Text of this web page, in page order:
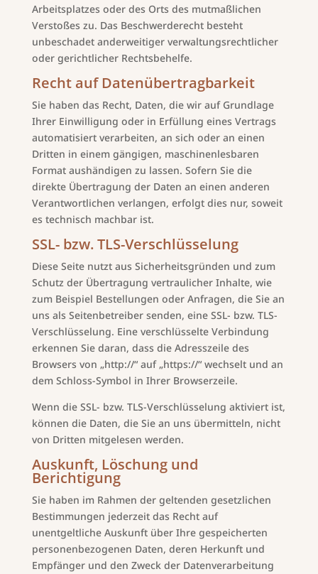
Arbeitsplatzes oder des Orts des mutmaßlichen
Verstoßes zu. Das Beschwerderecht besteht
unbeschadet anderweitiger verwaltungsrechtlicher
oder gerichtlicher Rechtsbehelfe.
Recht auf Daten­übertrag­barkeit
Sie haben das Recht, Daten, die wir auf Grundlage
Ihrer Einwilligung oder in Erfüllung eines Vertrags
automatisiert verarbeiten, an sich oder an einen
Dritten in einem gängigen, maschinenlesbaren
Format aushändigen zu lassen. Sofern Sie die
direkte Übertragung der Daten an einen anderen
Verantwortlichen verlangen, erfolgt dies nur, soweit
es technisch machbar ist.
SSL- bzw. TLS-Verschlüsselung
Diese Seite nutzt aus Sicherheitsgründen und zum
Schutz der Übertragung vertraulicher Inhalte, wie
zum Beispiel Bestellungen oder Anfragen, die Sie an
uns als Seitenbetreiber senden, eine SSL- bzw. TLS-
Verschlüsselung. Eine verschlüsselte Verbindung
erkennen Sie daran, dass die Adresszeile des
Browsers von „http://“ auf „https://“ wechselt und an
dem Schloss-Symbol in Ihrer Browserzeile.
Wenn die SSL- bzw. TLS-Verschlüsselung aktiviert ist,
können die Daten, die Sie an uns übermitteln, nicht
von Dritten mitgelesen werden.
Auskunft, Löschung und
Berichtigung
Sie haben im Rahmen der geltenden gesetzlichen
Bestimmungen jederzeit das Recht auf
unentgeltliche Auskunft über Ihre gespeicherten
personenbezogenen Daten, deren Herkunft und
Empfänger und den Zweck der Datenverarbeitung